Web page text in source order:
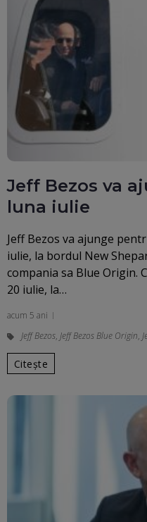
Jeff Bezos va
luna iulie
Jeff Bezos va ajunge
iulie, la bordul New
compania sa Blue Origin.
20 iulie, la…
acum 5 ani
Jeff Bezos, Jeff Bezos Blue Origin,
Citește